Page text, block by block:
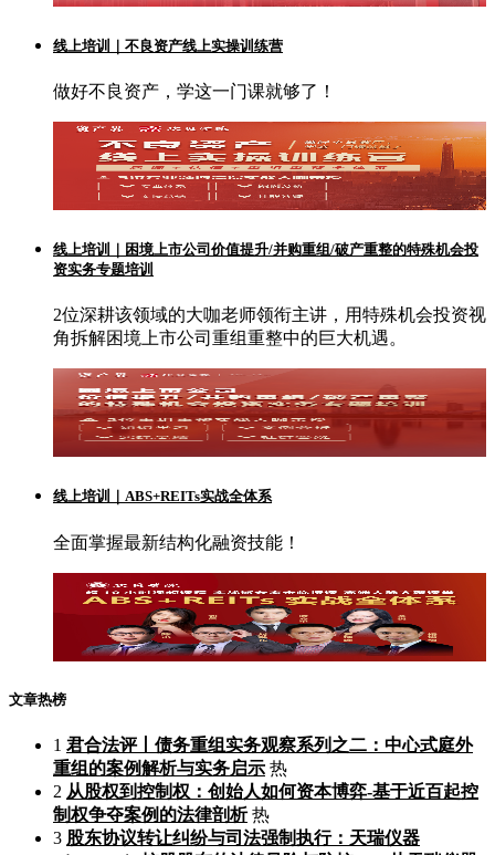
线上培训｜不良资产线上实操训练营
做好不良资产，学这一门课就够了！
线上培训｜困境上市公司价值提升/并购重组/破产重整的特殊机会投
资实务专题培训
2位深耕该领域的大咖老师领衔主讲，用特殊机会投资视
角拆解困境上市公司重组重整中的巨大机遇。
线上培训｜ABS+REITs实战全体系
全面掌握最新结构化融资技能！
文章热榜
1 君合法评丨债务重组实务观察系列之二：中心式庭外
重组的案例解析与实务启示 热
2 从股权到控制权：创始人如何资本博弈-基于近百起控
制权争夺案例的法律剖析 热
3 股东协议转让纠纷与司法强制执行：天瑞仪器